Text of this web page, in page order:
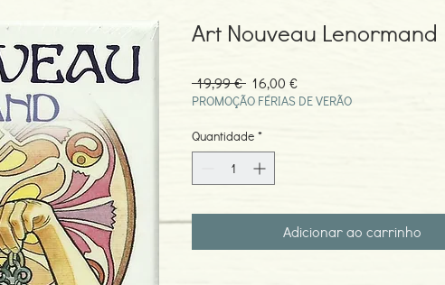
Art Nouveau Lenormand
19,99 € Preço
normal
16,00 €Preço
promocional
PROMOÇÃO FÉRIAS DE VERÃO
Quantidade *
Adicionar ao carrinho